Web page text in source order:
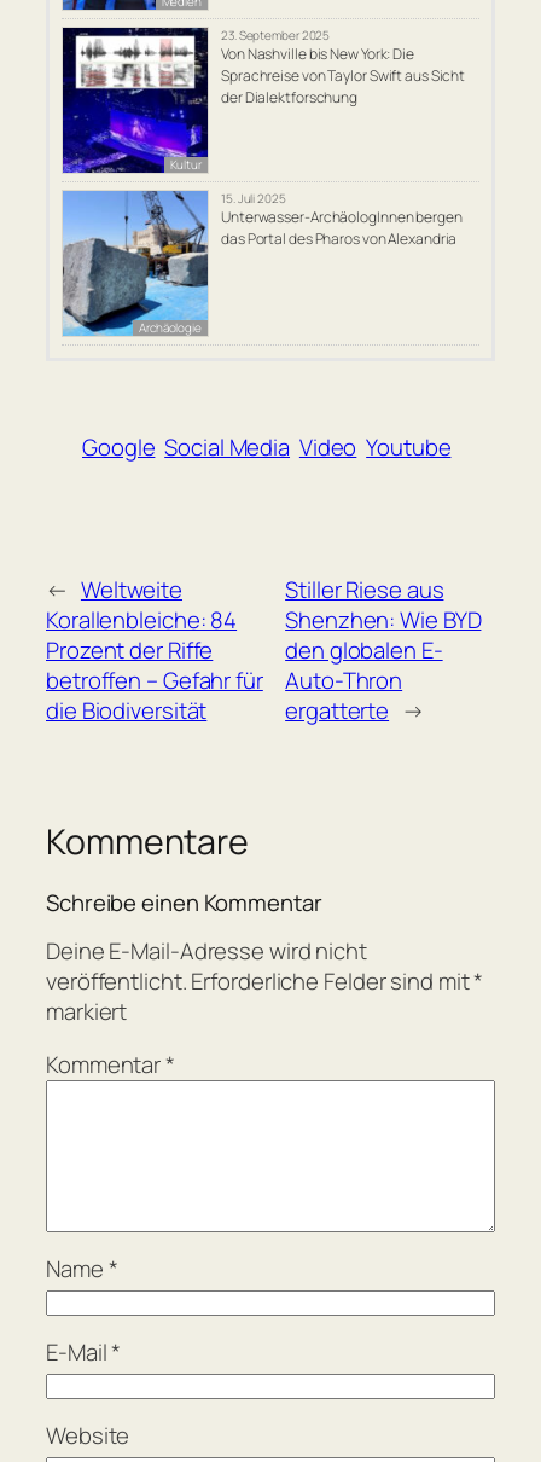
Kultur
23. September 2025
Von Nashville bis New York: Die
Sprachreise von Taylor Swift aus Sicht
der Dialektforschung
Archäologie
15. Juli 2025
Unterwasser-ArchäologInnen bergen
das Portal des Pharos von Alexandria
Google Social Media Video Youtube
← Weltweite
Korallenbleiche: 84
Prozent der Riffe
betroffen – Gefahr für
die Biodiversität
Stiller Riese aus
Shenzhen: Wie BYD
den globalen E-
Auto-Thron
ergatterte →
Kommentare
Schreibe einen Kommentar
Deine E-Mail-Adresse wird nicht
veröffentlicht.Erforderliche Felder sind mit*
markiert
Kommentar*
Name*
E-Mail*
Website